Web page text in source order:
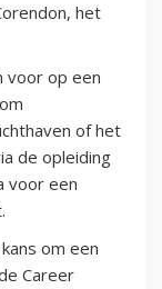
het
voor op een
of het
de opleiding
voor een
om een
Career